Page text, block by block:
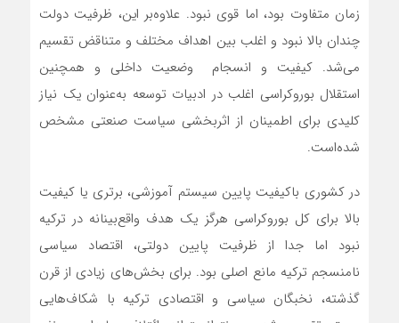
زمان متفاوت بود، اما قوی نبود. علاوه‌بر این، ظرفیت دولت
چندان بالا نبود و اغلب بین اهداف مختلف و متناقض تقسیم
می‌شد. کیفیت و انسجام وضعیت داخلی و همچنین
استقلال بوروکراسی اغلب در ادبیات توسعه به‌عنوان یک نیاز
کلیدی برای اطمینان از اثربخشی سیاست صنعتی مشخص
شده‌است.
در کشوری باکیفیت پایین سیستم آموزشی، برتری یا کیفیت
بالا برای کل بوروکراسی هرگز یک هدف واقع‌بینانه در ترکیه
نبود اما جدا از ظرفیت پایین دولتی، اقتصاد سیاسی
نامنسجم ترکیه مانع اصلی بود. برای بخش‌های زیادی از قرن
گذشته، نخبگان سیاسی و اقتصادی ترکیه با شکاف‌‌‌‌‌‌هایی